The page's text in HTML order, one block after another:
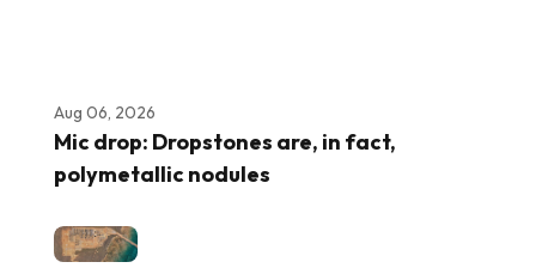
Aug 06, 2026
Mic drop: Dropstones are, in fact,
polymetallic nodules